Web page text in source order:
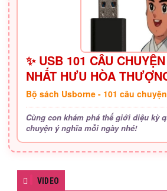
✨ USB 101 CÂU
NHẤT HƯU HÒA
Bộ sách Usborne - 101 câu
Cùng con khám phá thế giới diệu kỳ
chuyện ý nghĩa mỗi ngày nhé!
VIDEO